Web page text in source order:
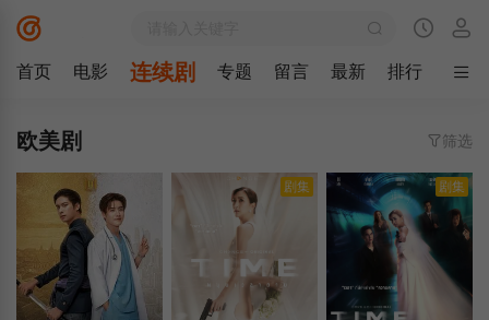
首页 电影 连续剧 专题 留言 最新 排行
欧美剧 筛选
剧集 剧集